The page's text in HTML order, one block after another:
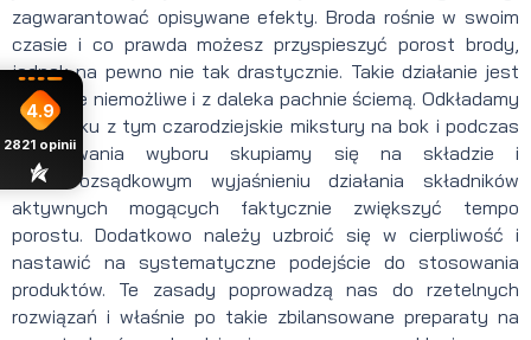
zagwarantować opisywane efekty. Broda rośnie w swoim
czasie i co prawda możesz przyspieszyć porost brody,
jednak na pewno nie tak drastycznie. Takie działanie jest
fizycznie niemożliwe i z daleka pachnie ściemą. Odkładamy
w związku z tym czarodziejskie mikstury na bok i podczas
dokonywania wyboru skupiamy się na składzie i
zdroworozsądkowym wyjaśnieniu działania składników
aktywnych mogących faktycznie zwiększyć tempo
porostu. Dodatkowo należy uzbroić się w cierpliwość i
nastawić na systematyczne podejście do stosowania
produktów. Te zasady poprowadzą nas do rzetelnych
rozwiązań i właśnie po takie zbilansowane preparaty na
4.9
2821 opinii